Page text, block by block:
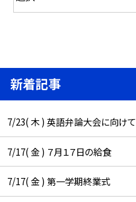
新着記事
7/23( 木 ) 英語弁論大会に向けて
7/17( 金 ) ７月１７日の給食
7/17( 金 ) 第一学期終業式